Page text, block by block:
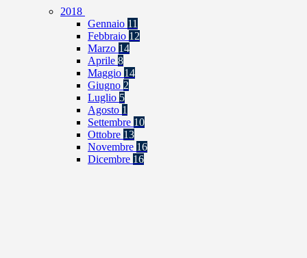
2018
Gennaio 11
Febbraio 12
Marzo 14
Aprile 8
Maggio 14
Giugno 2
Luglio 5
Agosto 1
Settembre 10
Ottobre 13
Novembre 16
Dicembre 16